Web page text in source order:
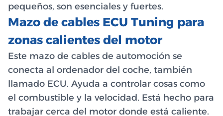
pequeños, son esenciales y fuertes.
Mazo de cables ECU Tuning para
zonas calientes del motor
Este mazo de cables de automoción se
conecta al ordenador del coche, también
llamado ECU. Ayuda a controlar cosas como
el combustible y la velocidad. Está hecho para
trabajar cerca del motor donde está caliente.